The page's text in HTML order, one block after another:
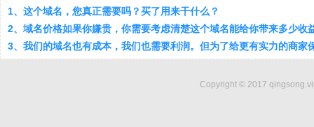
1、这个域名，您真正需要吗？买了用来干什么？
2、域名价格如果你嫌贵，你需要考虑清楚这个域名能给你带来多少收
3、我们的域名也有成本，我们也需要利润。但为了给更有实力的商家
Copyright © 2017